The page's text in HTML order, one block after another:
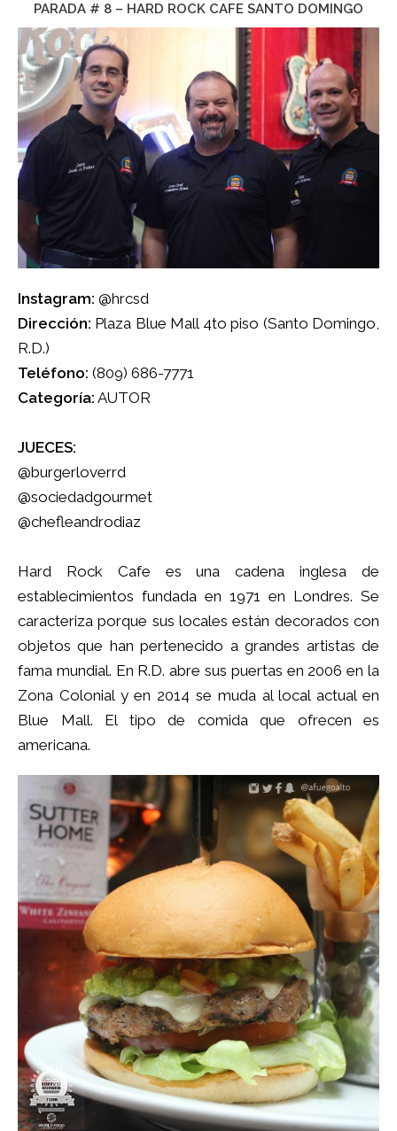
PARADA # 8 – HARD ROCK CAFE SANTO DOMINGO
Instagram: @hrcsd
Dirección: Plaza Blue Mall 4to piso (Santo Domingo,
R.D.)
Teléfono: (809) 686-7771
Categoría: AUTOR
JUECES:
@burgerloverrd
@sociedadgourmet
@chefleandrodiaz
Hard Rock Cafe es una cadena inglesa de
establecimientos fundada en 1971 en Londres. Se
caracteriza porque sus locales están decorados con
objetos que han pertenecido a grandes artistas de
fama mundial. En R.D. abre sus puertas en 2006 en la
Zona Colonial y en 2014 se muda al local actual en
Blue Mall. El tipo de comida que ofrecen es
americana.